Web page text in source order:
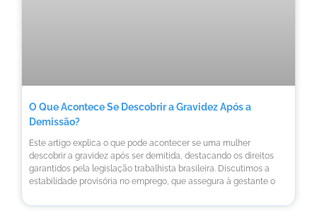
O Que Acontece Se Descobrir a Gravidez Após a
Demissão?
Este artigo explica o que pode acontecer se uma mulher
descobrir a gravidez após ser demitida, destacando os direitos
garantidos pela legislação trabalhista brasileira. Discutimos a
estabilidade provisória no emprego, que assegura à gestante o